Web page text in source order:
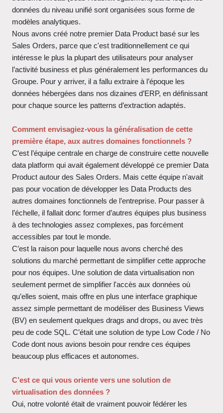
données du niveau unifié sont organisées sous forme de
modèles analytiques.
Nous avons créé notre premier Data Product basé sur les
Sales Orders, parce que c'est traditionnellement ce qui
intéresse le plus la plupart des utilisateurs pour analyser
l’activité business et plus généralement les performances du
Groupe. Pour y arriver, il a fallu extraire à l’époque les
données hébergées dans nos dizaines d’ERP, en définissant
pour chaque source les patterns d’extraction adaptés.
Comment envisagiez-vous la généralisation de cette
première étape, aux autres domaines fonctionnels ?
C’est l’équipe centrale en charge de construire cette nouvelle
data platform qui avait également développé ce premier Data
Product autour des Sales Orders. Mais cette équipe n'avait
pas pour vocation de développer les Data Products des
autres domaines fonctionnels de l’entreprise. Pour passer à
l’échelle, il fallait donc former d’autres équipes plus business
à des technologies assez complexes, pas forcément
accessibles par tout le monde.
C’est la raison pour laquelle nous avons cherché des
solutions du marché permettant de simplifier cette approche
pour nos équipes. Une solution de data virtualisation non
seulement permet de simplifier l'accès aux données où
qu’elles soient, mais offre en plus une interface graphique
assez simple permettant de modéliser des Business Views
(BV) en seulement quelques drags and drops, ou avec très
peu de code SQL. C’était une solution de type Low Code / No
Code dont nous avions besoin pour rendre ces équipes
beaucoup plus efficaces et autonomes.
C’est ce qui vous oriente vers une solution de
virtualisation des données ?
Oui, notre volonté était de vraiment pouvoir fédérer les